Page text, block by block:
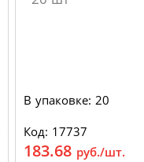
В упаковке: 20
Код: 17737
183.68 руб./шт.